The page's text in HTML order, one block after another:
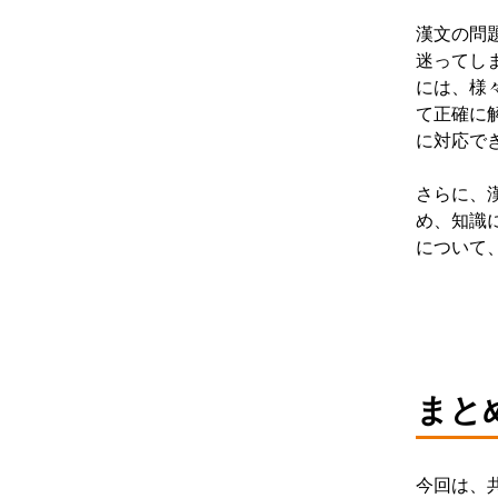
漢文の問
迷ってし
には、様
て正確に
に対応で
さらに、
め、知識
について
まと
今回は、